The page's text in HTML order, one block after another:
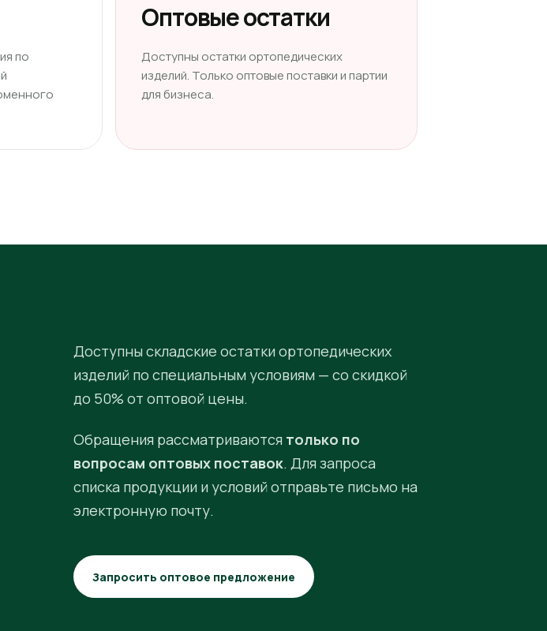
по
Оптовые остатки
Доступны остатки ортопедических
изделий. Только оптовые поставки и партии
для бизнеса.
Доступны складские остатки ортопедических
изделий по специальным условиям — со скидкой
до 50% от оптовой цены.
Обращения рассматриваются только по
вопросам оптовых поставок. Для запроса
списка продукции и условий отправьте письмо на
электронную почту.
Запросить оптовое предложение